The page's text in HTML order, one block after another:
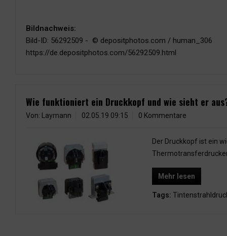
Bildnachweis:
Bild-ID: 56292509 - © depositphotos.com / human_306
https://de.depositphotos.com/56292509.html
Wie funktioniert ein Druckkopf und wie sieht er
Von: Laymann 02.05.19 09:15 0 Kommentare
Der Druckkopf ist ein
Mehr lesen
Tags: